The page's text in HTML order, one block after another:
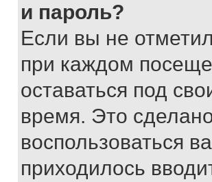
и пароль?
Если вы не
при каждом
оставаться под
время. Это
воспользоваться
приходилось